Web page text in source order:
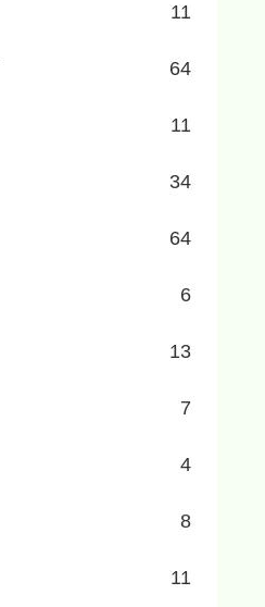
11
64
11
34
64
6
13
7
4
8
11